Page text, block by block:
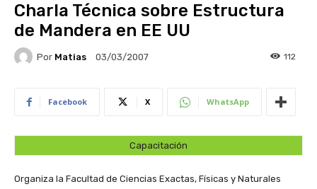
Charla Técnica sobre Estructura
de Mandera en EE UU
Por Matias 03/03/2007 112
Facebook X WhatsApp
Capacitación
Organiza la Facultad de Ciencias Exactas, Físicas y Naturales